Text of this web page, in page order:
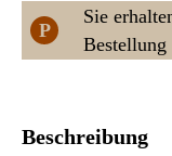
P
Sie
Bestellung
Beschreibung